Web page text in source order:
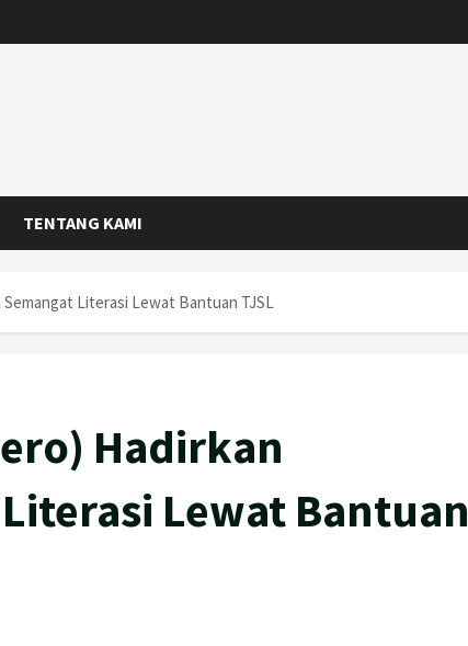
TENTANG KAMI
Literasi Lewat Bantuan TJSL
Hadirkan
Lewat Bantuan